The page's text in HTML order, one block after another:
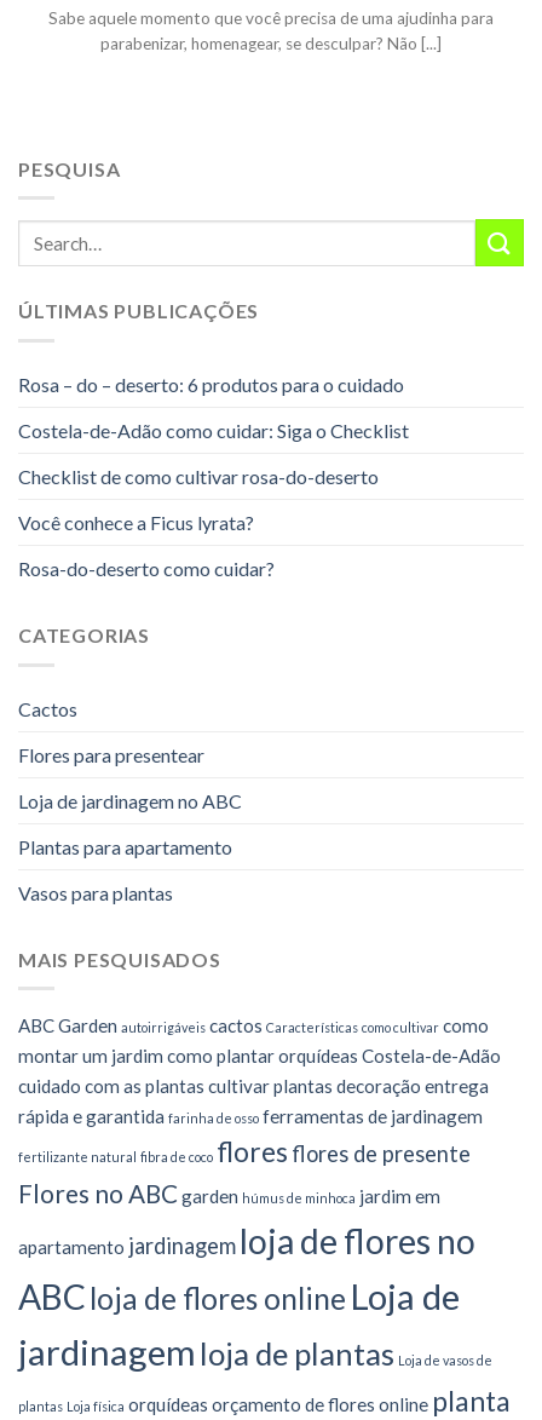
PESQUISA
ÚLTIMAS PUBLICAÇÕES
Rosa – do – deserto: 6 produtos para o cuidado
Costela-de-Adão como cuidar: Siga o Checklist
Checklist de como cultivar rosa-do-deserto
Você conhece a Ficus lyrata?
Rosa-do-deserto como cuidar?
CATEGORIAS
Cactos
Flores para presentear
Loja de jardinagem no ABC
Plantas para apartamento
Vasos para plantas
MAIS PESQUISADOS
ABC Garden autoirrigáveis cactos Características como cultivar como
montar um jardim como plantar orquídeas Costela-de-Adão
cuidado com as plantas cultivar plantas decoração entrega
rápida e garantida farinha de osso ferramentas de jardinagem
fertilizante natural fibra de coco flores flores de presente
Flores no ABC garden húmus de minhoca jardim em
apartamento jardinagem loja de flores no
ABC loja de flores online Loja de
jardinagem loja de plantas Loja de vasos de
plantas Loja física orquídeas orçamento de flores online planta
Sabe aquele momento que você precisa de uma ajudinha para
parabenizar, homenagear, se desculpar? Não [...]